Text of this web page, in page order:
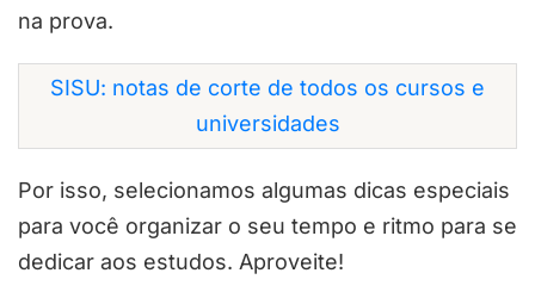
na prova.
SISU: notas de corte de todos os cursos e
universidades
Por isso, selecionamos algumas dicas especiais
para você organizar o seu tempo e ritmo para se
dedicar aos estudos. Aproveite!